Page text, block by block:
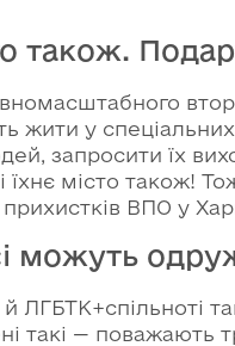
також.
у
запросити їх
їхнє місто також!
ВПО у
можуть
ЛГБТК+спільноті
такі — поважають